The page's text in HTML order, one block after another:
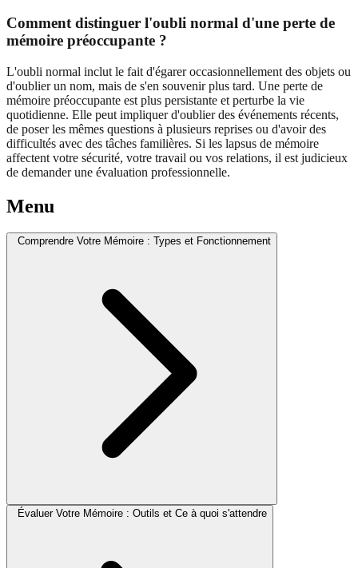
Comment distinguer l'oubli normal d'une perte de
mémoire préoccupante ?
L'oubli normal inclut le fait d'égarer occasionnellement des objets ou
d'oublier un nom, mais de s'en souvenir plus tard. Une perte de
mémoire préoccupante est plus persistante et perturbe la vie
quotidienne. Elle peut impliquer d'oublier des événements récents,
de poser les mêmes questions à plusieurs reprises ou d'avoir des
difficultés avec des tâches familières. Si les lapsus de mémoire
affectent votre sécurité, votre travail ou vos relations, il est judicieux
de demander une évaluation professionnelle.
Menu
Comprendre Votre Mémoire : Types et Fonctionnement
Évaluer Votre Mémoire : Outils et Ce à quoi s'attendre